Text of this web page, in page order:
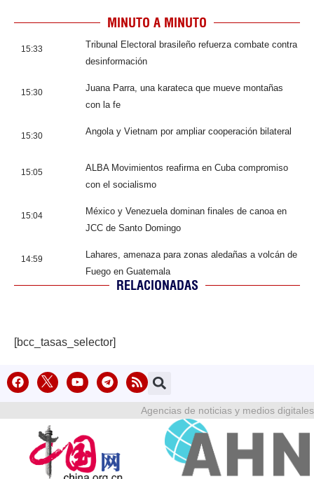
MINUTO A MINUTO
15:33
Tribunal Electoral brasileño refuerza combate contra
desinformación
15:30
Juana Parra, una karateca que mueve montañas
con la fe
15:30 Angola y Vietnam por ampliar cooperación bilateral
15:05
ALBA Movimientos reafirma en Cuba compromiso
con el socialismo
15:04
México y Venezuela dominan finales de canoa en
JCC de Santo Domingo
14:59
Lahares, amenaza para zonas aledañas a volcán de
Fuego en Guatemala
RELACIONADAS
[bcc_tasas_selector]
Agencias de noticias y medios digitales